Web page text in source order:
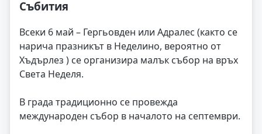
Събития
Всеки 6 май – Гергьовден или Адралес (както се
нарича празникът в Неделино, вероятно от
Хъдърлез ) се организира малък събор на връх
Света Неделя.
В града традиционно се провежда
международен събор в началото на септември.